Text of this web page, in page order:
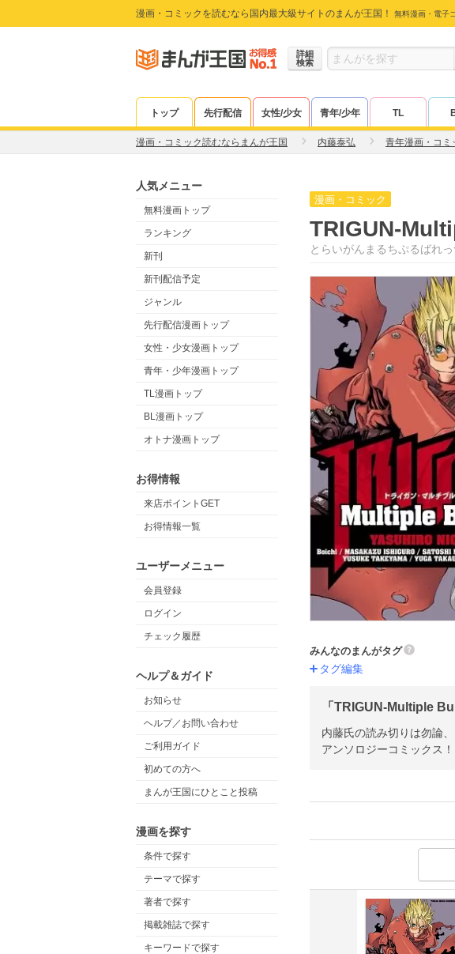
漫画・コミックを読むなら国内最大級サイトのまんが王国！ 無料漫画・電子
詳細
検索
トップ 先行配信 女性/少女 青年/少年 TL
漫画・コミック読むならまんが王国 内藤泰弘 青年漫画・コミ
人気メニュー
無料漫画トップ
ランキング
新刊
新刊配信予定
ジャンル
先行配信漫画トップ
女性・少女漫画トップ
青年・少年漫画トップ
TL漫画トップ
BL漫画トップ
オトナ漫画トップ
お得情報
来店ポイントGET
お得情報一覧
ユーザーメニュー
会員登録
ログイン
チェック履歴
ヘルプ＆ガイド
お知らせ
ヘルプ／お問い合わせ
ご利用ガイド
初めての方へ
まんが王国にひとこと投稿
漫画を探す
条件で探す
テーマで探す
著者で探す
掲載雑誌で探す
キーワードで探す
漫画・コミック
TRIGUN-
とらいがんまるちぷるばれっ
みんなのまんがタグ
タグ編集
「TRIGUN-Multiple
内藤氏の読み切りは勿論
アンソロジーコミックス！